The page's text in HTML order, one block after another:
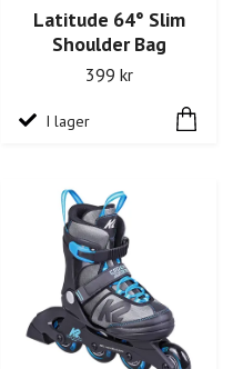
Latitude 64° Slim
Shoulder Bag
399 kr
I lager